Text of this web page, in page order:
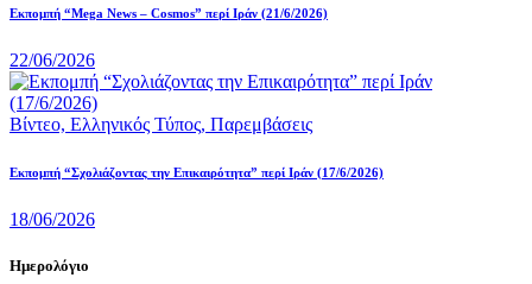
Eκπομπή “Mega News – Cosmos” περί Ιράν (21/6/2026)
22/06/2026
Βίντεο, Ελληνικός Τύπος, Παρεμβάσεις
Εκπομπή “Σχολιάζοντας την Επικαιρότητα” περί Ιράν (17/6/2026)
18/06/2026
Ημερολόγιο